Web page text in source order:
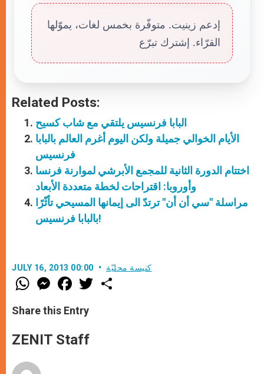
إدعم زينيت. متوفّرة بخمس لغات، يموّلها
القرّاء. إشترك تبرّع
Related Posts:
البابا فرنسيس يلتقي مع شاب كسيح
الأيام الخوالي جميلة ولكن اليوم أغرم العالم بالبابا
فرنسيس
اختتام الدورة الثانية للمجمع الأبرشي لموارنة فرنسا
وأوروبا: اقتراحات لخطة متعددة الأبعاد
مراسلة "سي أن أن" ترتدّ الى إيمانها المسيحي تأثّرًا
بالبابا فرنسيس!
JULY 16, 2013 00:00 كنيسة محليّة
W
h
t
s
p
p
M
e
s
e
g
e
F
a
e
b
o
k
w
Share this Entry
ZENIT Staff